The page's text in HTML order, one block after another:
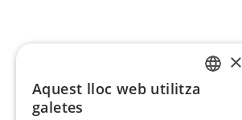
×
Aquest lloc web utilitza
galetes